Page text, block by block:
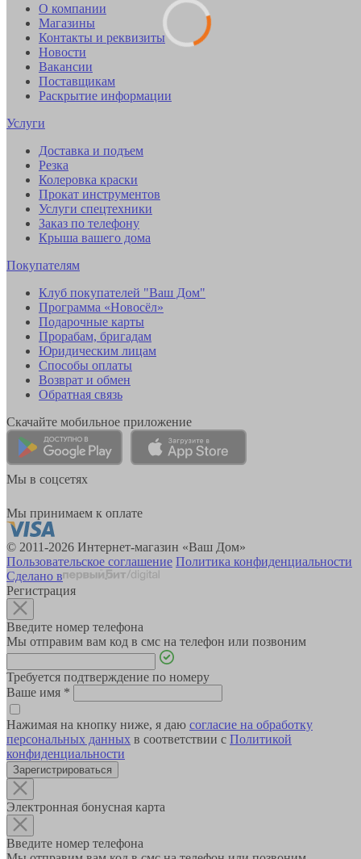
О компании
Магазины
Контакты и реквизиты
Новости
Вакансии
Поставщикам
Раскрытие информации
Услуги
Доставка и подъем
Резка
Колеровка краски
Прокат инструментов
Услуги спецтехники
Заказ по телефону
Крыша вашего дома
Покупателям
Клуб покупателей "Ваш Дом"
Программа «Новосёл»
Подарочные карты
Прорабам, бригадам
Юридическим лицам
Способы оплаты
Возврат и обмен
Обратная связь
Скачайте мобильное приложение
Мы в соцсетях
Мы принимаем к оплате
© 2011-2026 Интернет-магазин «Ваш Дом»
Пользовательское соглашение Политика конфиденциальности
Сделано в
Регистрация
Введите номер телефона
Мы отправим вам код в смс на телефон или позвоним
Требуется подтверждение по номеру
Ваше имя *
Нажимая на кнопку ниже, я даю согласие на обработку
персональных данных в соответствии с Политикой
конфиденциальности
Зарегистрироваться
Электронная бонусная карта
Введите номер телефона